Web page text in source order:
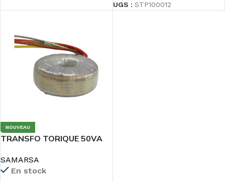
UGS : STP100012
NOUVEAU
TRANSFO TORIQUE 50VA
SAMARSA
En stock